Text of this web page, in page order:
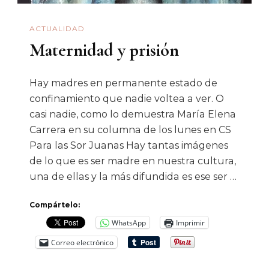
ACTUALIDAD
Maternidad y prisión
Hay madres en permanente estado de
confinamiento que nadie voltea a ver. O
casi nadie, como lo demuestra María Elena
Carrera en su columna de los lunes en CS
Para las Sor Juanas Hay tantas imágenes
de lo que es ser madre en nuestra cultura,
una de ellas y la más difundida es ese ser …
Compártelo:
WhatsApp
Imprimir
Correo electrónico